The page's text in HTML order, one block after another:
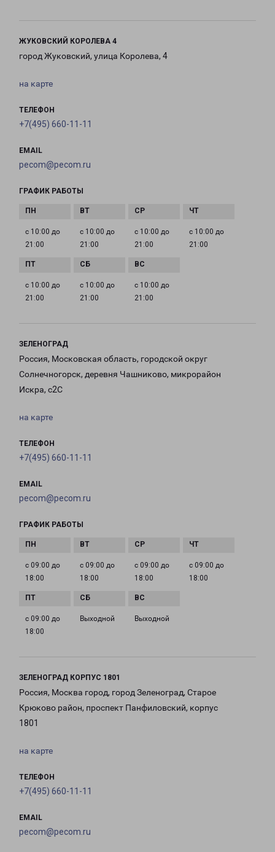
ЖУКОВСКИЙ КОРОЛЕВА 4
город Жуковский, улица Королева, 4
на карте
ТЕЛЕФОН
+7(495) 660-11-11
EMAIL
pecom@pecom.ru
ГРАФИК РАБОТЫ
с 10:00 до
21:00
с 10:00 до
21:00
с 10:00 до
21:00
с 10:00 до
21:00
с 10:00 до
21:00
с 10:00 до
21:00
с 10:00 до
21:00
ЗЕЛЕНОГРАД
Россия, Московская область, городской округ
Солнечногорск, деревня Чашниково, микрорайон
Искра, с2С
на карте
ТЕЛЕФОН
+7(495) 660-11-11
EMAIL
pecom@pecom.ru
ГРАФИК РАБОТЫ
с 09:00 до
18:00
с 09:00 до
18:00
с 09:00 до
18:00
с 09:00 до
18:00
с 09:00 до
18:00
Выходной Выходной
ЗЕЛЕНОГРАД КОРПУС 1801
Россия, Москва город, город Зеленоград, Старое
Крюково район, проспект Панфиловский, корпус
1801
на карте
ТЕЛЕФОН
+7(495) 660-11-11
EMAIL
pecom@pecom.ru